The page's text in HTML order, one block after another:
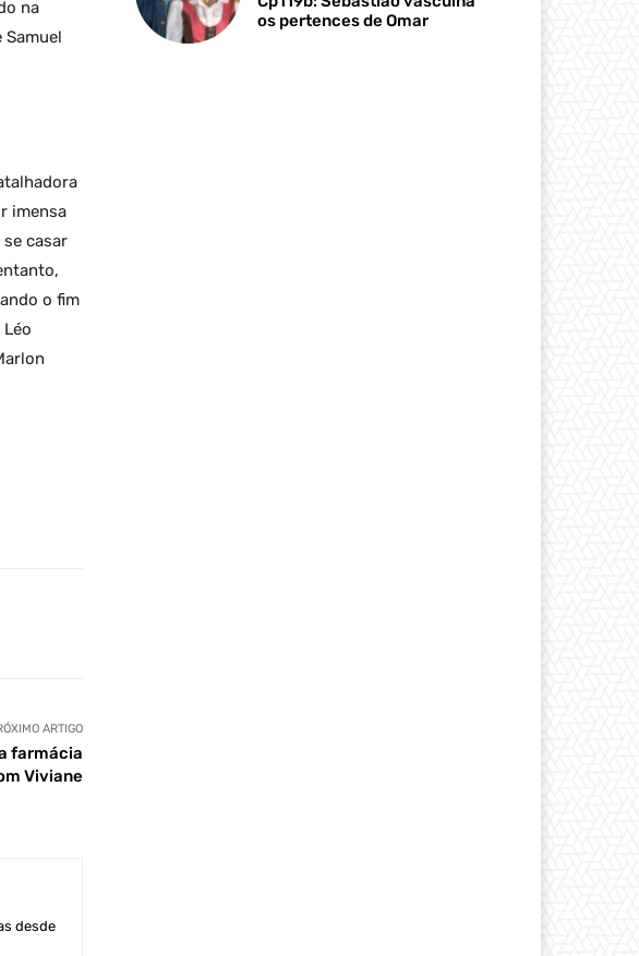
na
imensa
casar
o fim
ARTIGO
farmácia
Viviane
desde
os pertences de Omar